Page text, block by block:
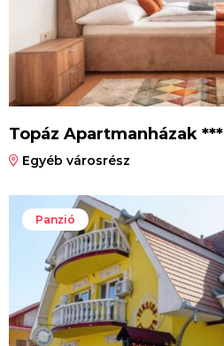
Topáz Apartmanházak ***
Egyéb városrész
Panzió